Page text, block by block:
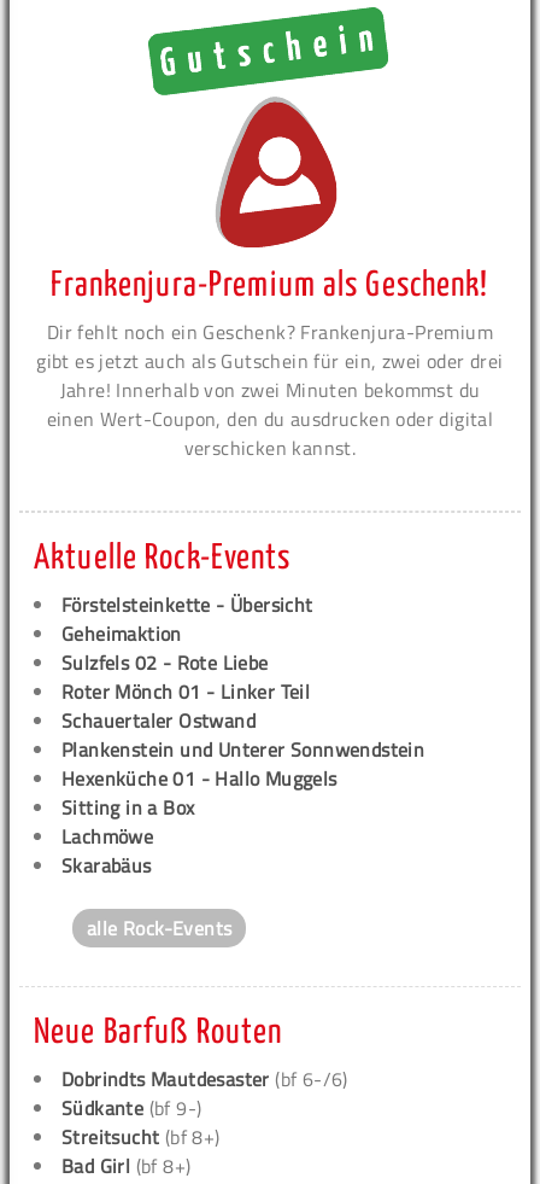
Frankenjura-Premium als Geschenk!
Dir fehlt noch ein Geschenk? Frankenjura-Premium
gibt es jetzt auch als Gutschein für ein, zwei oder drei
Jahre! Innerhalb von zwei Minuten bekommst du
einen Wert-Coupon, den du ausdrucken oder digital
verschicken kannst.
Aktuelle Rock-Events
Förstelsteinkette - Übersicht
Geheimaktion
Sulzfels 02 - Rote Liebe
Roter Mönch 01 - Linker Teil
Schauertaler Ostwand
Plankenstein und Unterer Sonnwendstein
Hexenküche 01 - Hallo Muggels
Sitting in a Box
Lachmöwe
Skarabäus
alle Rock-Events
Neue Barfuß Routen
Dobrindts Mautdesaster (bf 6-/6)
Südkante (bf 9-)
Streitsucht (bf 8+)
Bad Girl (bf 8+)